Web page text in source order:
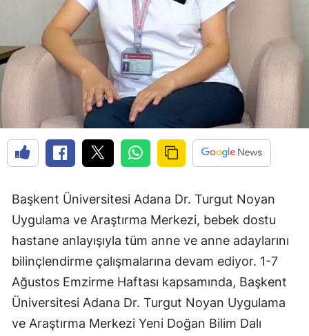
Başkent Üniversitesi Adana Dr. Turgut Noyan
Uygulama ve Araştırma Merkezi, bebek dostu
hastane anlayışıyla tüm anne ve anne adaylarını
bilinçlendirme çalışmalarına devam ediyor. 1-7
Ağustos Emzirme Haftası kapsamında, Başkent
Üniversitesi Adana Dr. Turgut Noyan Uygulama
ve Araştırma Merkezi Yeni Doğan Bilim Dalı